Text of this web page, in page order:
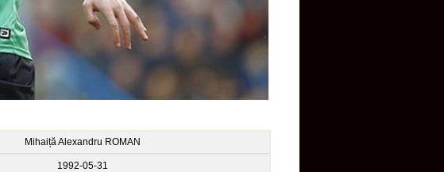
Mihaiță Alexandru ROMAN
1992-05-31